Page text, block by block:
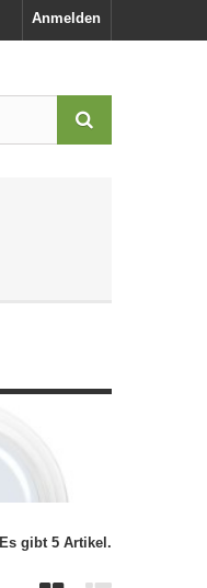
Anmelden
Es gibt 5 Artikel.